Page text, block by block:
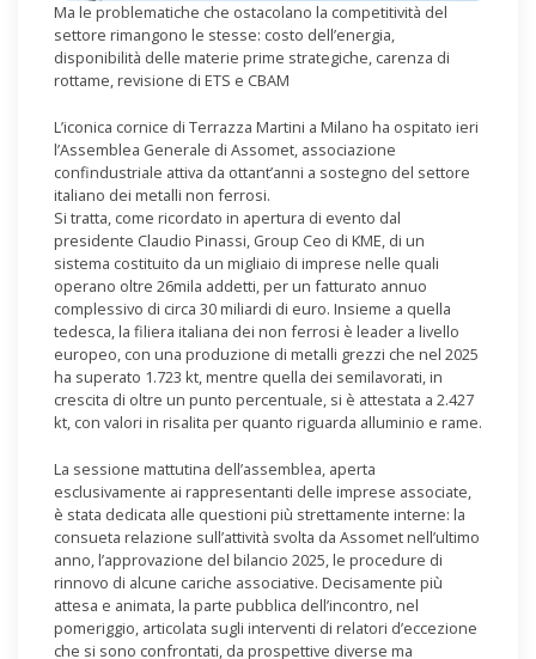
Ma le problematiche che ostacolano la competitività del
settore rimangono le stesse: costo dell’energia,
disponibilità delle materie prime strategiche, carenza di
rottame, revisione di ETS e CBAM
L’iconica cornice di Terrazza Martini a Milano ha ospitato ieri
l’Assemblea Generale di Assomet, associazione
confindustriale attiva da ottant’anni a sostegno del settore
italiano dei metalli non ferrosi.
Si tratta, come ricordato in apertura di evento dal
presidente Claudio Pinassi, Group Ceo di KME, di un
sistema costituito da un migliaio di imprese nelle quali
operano oltre 26mila addetti, per un fatturato annuo
complessivo di circa 30 miliardi di euro. Insieme a quella
tedesca, la filiera italiana dei non ferrosi è leader a livello
europeo, con una produzione di metalli grezzi che nel 2025
ha superato 1.723 kt, mentre quella dei semilavorati, in
crescita di oltre un punto percentuale, si è attestata a 2.427
kt, con valori in risalita per quanto riguarda alluminio e rame.
La sessione mattutina dell’assemblea, aperta
esclusivamente ai rappresentanti delle imprese associate,
è stata dedicata alle questioni più strettamente interne: la
consueta relazione sull’attività svolta da Assomet nell’ultimo
anno, l’approvazione del bilancio 2025, le procedure di
rinnovo di alcune cariche associative. Decisamente più
attesa e animata, la parte pubblica dell’incontro, nel
pomeriggio, articolata sugli interventi di relatori d’eccezione
che si sono confrontati, da prospettive diverse ma